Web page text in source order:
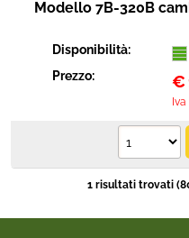
Modello 7B-320B
Disponibilità:
Prezzo:
€
1 risultati trovati